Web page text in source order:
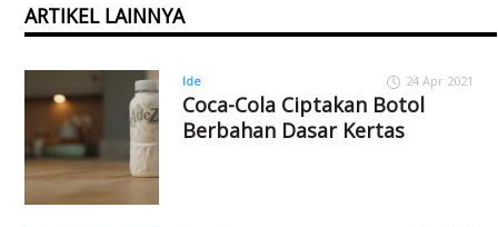
ARTIKEL LAINNYA
Ide 24 Apr 2021
Coca-Cola Ciptakan Botol
Berbahan Dasar Kertas